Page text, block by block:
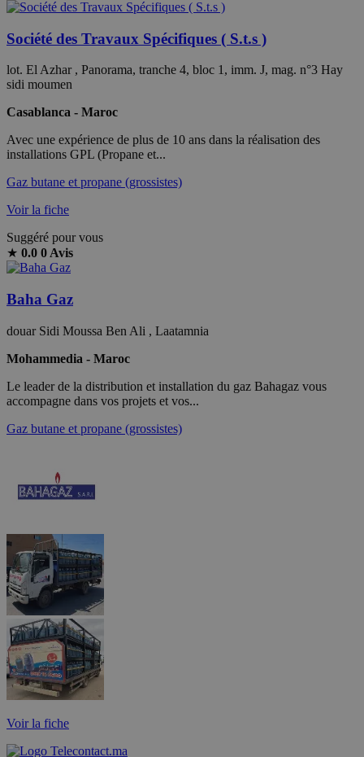
Société des Travaux Spécifiques ( S.t.s )
lot. El Azhar , Panorama, tranche 4, bloc 1, imm. J, mag. n°3 Hay
sidi moumen
Casablanca - Maroc
Avec une expérience de plus de 10 ans dans la réalisation des
installations GPL (Propane et...
Gaz butane et propane (grossistes)
Voir la fiche
Suggéré pour vous
★ 0.0 0 Avis
Baha Gaz
douar Sidi Moussa Ben Ali , Laatamnia
Mohammedia - Maroc
Le leader de la distribution et installation du gaz Bahagaz vous
accompagne dans vos projets et vos...
Gaz butane et propane (grossistes)
Voir la fiche